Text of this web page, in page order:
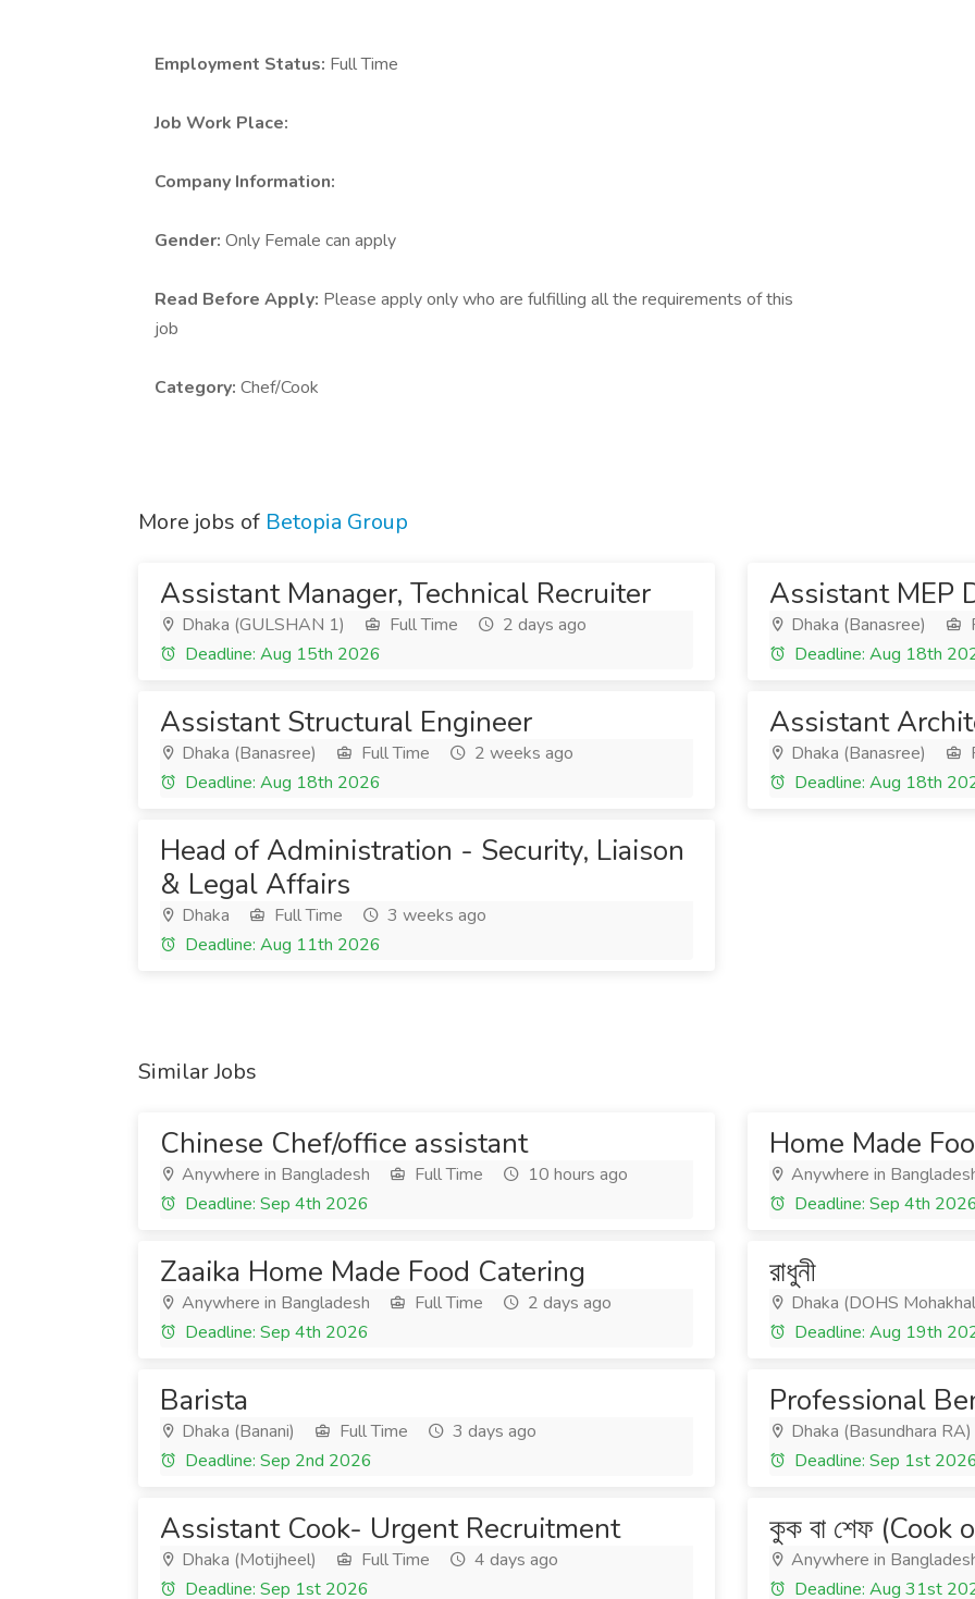
Employment Status: Full Time
Job Work Place:
Company Information:
Gender: Only Female can apply
Read Before Apply: Please apply only who are fulfilling all the requirements of this
job
Category: Chef/Cook
More jobs of Betopia Group
Assistant Manager, Technical Recruiter
Dhaka (GULSHAN 1) Full Time
2 days ago
Deadline: Aug 15th 2026
Assistant MEP
Dhaka (Banasree)
Deadline: Aug 18th
Assistant Structural Engineer
Dhaka (Banasree) Full Time
2 weeks ago
Deadline: Aug 18th 2026
Assistant
Dhaka (Banasree)
Deadline: Aug 18th
Head of Administration - Security, Liaison
& Legal Affairs
Dhaka Full Time
3 weeks ago
Deadline: Aug 11th 2026
Similar Jobs
Chinese Chef/office assistant
Anywhere in Bangladesh Full Time
10 hours ago
Deadline: Sep 4th 2026
Home Made
Anywhere in
Deadline: Sep 4th
Zaaika Home Made Food Catering
Anywhere in Bangladesh Full Time
2 days ago
Deadline: Sep 4th 2026
রাধুনী
Dhaka (DOHS
Deadline: Aug 19th
Barista
Dhaka (Banani) Full Time
3 days ago
Deadline: Sep 2nd 2026
Professional
Dhaka (Basundhara RA)
Deadline: Sep 1st
Assistant Cook- Urgent Recruitment
Dhaka (Motijheel) Full Time
4 days ago
Deadline: Sep 1st 2026
কুক বা শেফ (Cook
Anywhere in
Deadline: Aug 31st